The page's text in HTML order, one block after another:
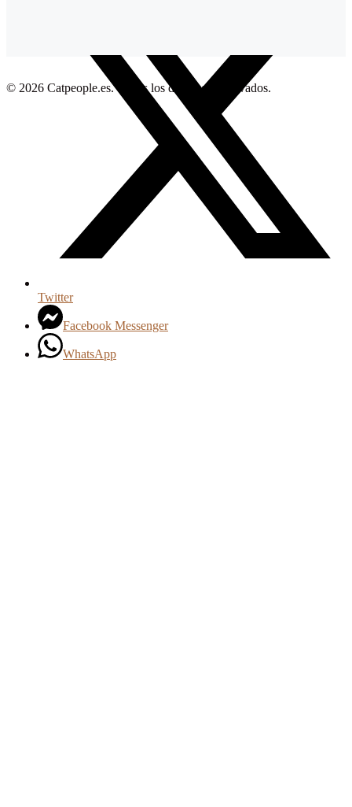
© 2026 Catpeople.es. Todos los derechos reservados.
Twitter
Facebook Messenger
WhatsApp